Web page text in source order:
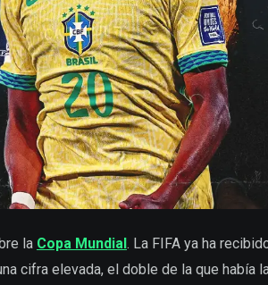
la Copa Mundial. La FIFA ya ha
cifra elevada, el doble de la que había